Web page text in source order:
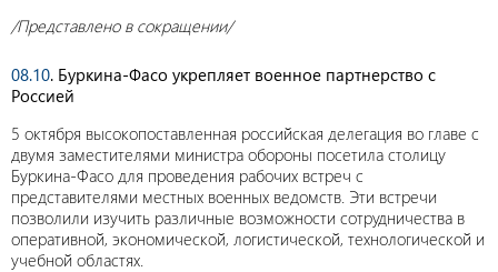
/Представлено в сокращении/
08.10. Буркина-Фасо укрепляет военное партнерство с
Россией
5 октября высокопоставленная российская делегация во главе с
двумя заместителями министра обороны посетила столицу
Буркина-Фасо для проведения рабочих встреч с
представителями местных военных ведомств. Эти встречи
позволили изучить различные возможности сотрудничества в
оперативной, экономической, логистической, технологической и
учебной областях.